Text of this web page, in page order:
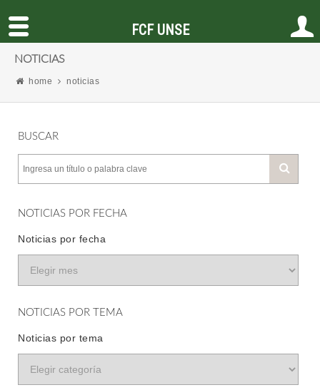
NOTICIAS
home noticias
BUSCAR
NOTICIAS POR FECHA
Noticias por fecha
NOTICIAS POR TEMA
Noticias por tema
FCF UNSE